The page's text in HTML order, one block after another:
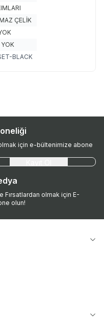
ÇELİK
YOK
BLACK
için e-bültenimize abone
olmak için E-
olun!